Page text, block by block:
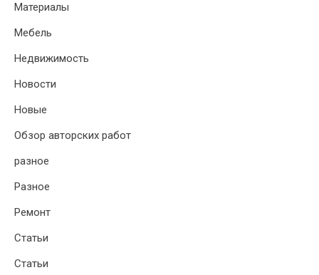
Материалы
Мебель
Недвижимость
Новости
Новые
Обзор авторских работ
разное
Разное
Ремонт
Статьи
Статьи